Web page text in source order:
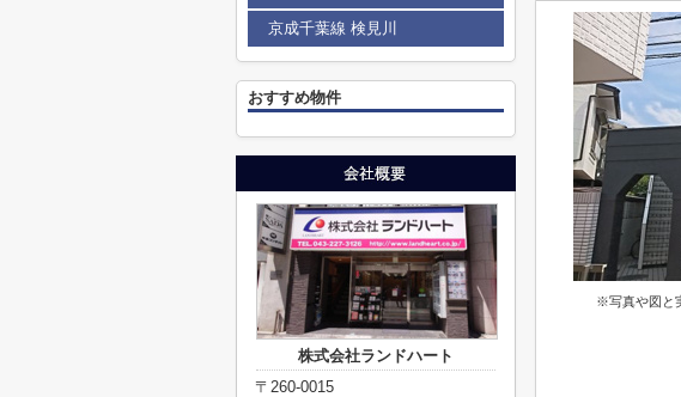
※写真や図と
京成千葉線 検見川
おすすめ物件
株式会社ランドハート
〒260-0015